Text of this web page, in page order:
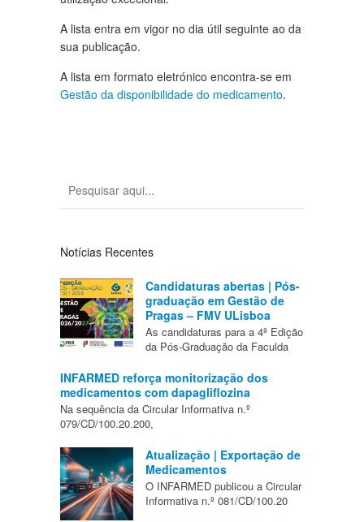
A lista entra em vigor no dia útil seguinte ao da
sua publicação.
A lista em formato eletrónico encontra-se em
Gestão da disponibilidade do medicamento.
Notícias Recentes
Candidaturas abertas | Pós-
graduação em Gestão de
Pragas – FMV ULisboa
As candidaturas para a 4ª Edição
da Pós-Graduação da Faculda
INFARMED reforça monitorização dos
medicamentos com dapagliflozina
Na sequência da Circular Informativa n.º
079/CD/100.20.200,
Atualização | Exportação de
Medicamentos
O INFARMED publicou a Circular
Informativa n.º 081/CD/100.20